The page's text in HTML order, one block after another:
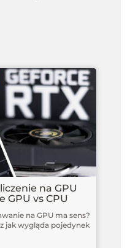
5 - Wprowadzenie
5 - VrayFrameBuffer
5 - LightMix
na GPU
GPU vs CPU
na GPU ma sens?
jak wygląda pojedynek